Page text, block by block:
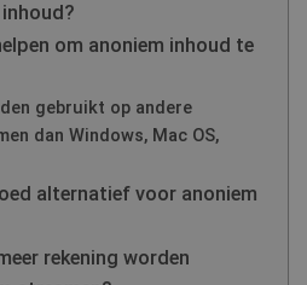
om anoniem inhoud te
gebruikt op andere
dan Windows, Mac OS,
alternatief voor anoniem
rekening worden